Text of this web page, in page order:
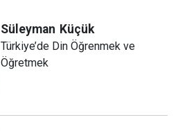
Süleyman Küçük
Türkiye’de Din Öğrenmek ve
Öğretmek